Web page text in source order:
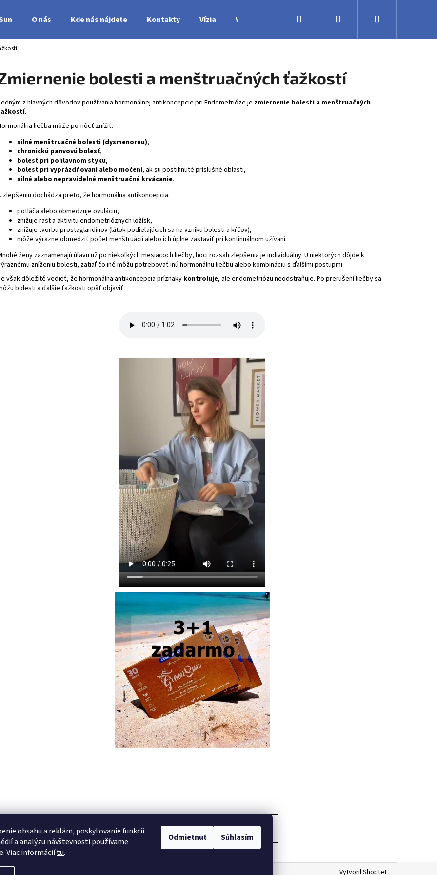
obsahu a reklám, poskytovanie funkcií
a analýzu návštevnosti používame
Viac informáciítu.
Odmietnuť Súhlasím
O nás Kde nás nájdete Kontakty Vízia Výroba Obchodné podmienky Veľkoobchodná
Prihlásenie
bolesti a menštruačných ťažkostí
z hlavných dôvodov používania hormonálnej antikoncepcie pri Endometrióze je zmiernenie bolesti a menštruačných
.
liečba môže pomôcť znížiť:
silné menštruačné bolesti (dysmenoreu),
chronickú panvovú bolesť,
bolesť pri pohlavnom styku,
bolesť pri vyprázdňovaní alebo močení, ak sú postihnuté príslušné oblasti,
silné alebo nepravidelné menštruačné krvácanie.
zlepšeniu dochádza preto, že hormonálna antikoncepcia:
potláča alebo obmedzuje ovuláciu,
znižuje rast a aktivitu endometrióznych ložísk,
znižuje tvorbu prostaglandínov (látok podieľajúcich sa na vzniku bolesti a kŕčov),
môže výrazne obmedziť počet menštruácií alebo ich úplne zastaviť pri kontinuálnom užívaní.
ženy zaznamenajú úľavu už po niekoľkých mesiacoch liečby, hoci rozsah zlepšenia je individuálny. U niektorých dôjde k
zníženiu bolesti, zatiaľ čo iné môžu potrebovať inú hormonálnu liečbu alebo kombináciu s ďalšími postupmi.
však dôležité vedieť, že hormonálna antikoncepcia príznaky kontroluje, ale endometriózu neodstraňuje. Po prerušení liečby sa
bolesti a ďalšie ťažkosti opäť objaviť.
PREDCHÁDZAJÚCI ČLÁNOK ĎALŠÍ ČLÁNOK
Čo potrebujete nájsť?
Vytvoril Shoptet